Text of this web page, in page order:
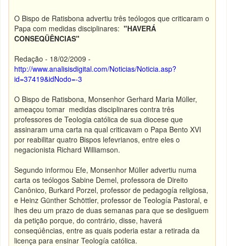
O Bispo de Ratisbona advertiu três teólogos que criticaram o
Papa com medidas disciplinares:"HAVERÁ
CONSEQÜÊNCIAS"
Redação - 18/02/2009 -
http://www.analisisdigital.com/Noticias/Noticia.asp?
id=37419&idNodo=-3
O Bispo de Ratisbona, Monsenhor Gerhard Maria Müller,
ameaçou tomar medidas disciplinares contra três
professores de Teologia católica de sua diocese que
assinaram uma carta na qual criticavam o Papa Bento XVI
por reabilitar quatro Bispos lefevrianos, entre eles o
negacionista Richard Williamson.
Segundo informou Efe, Monsenhor Müller advertiu numa
carta os teólogos Sabine Demel, professora de Direito
Canônico, Burkard Porzel, professor de pedagogía religiosa,
e Heinz Günther Schöttler, professor de Teología Pastoral, e
lhes deu um prazo de duas semanas para que se desliguem
da petição porque, do contrário, disse, haverá
conseqúências, entre as quais poderia estar a retirada da
licença para ensinar Teología católica.